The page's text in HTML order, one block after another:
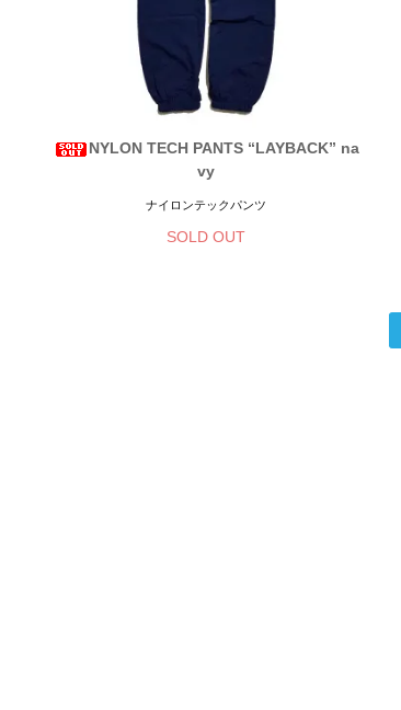
NYLON TECH PANTS “LAYBACK” na
vy
ナイロンテックパンツ
SOLD OUT